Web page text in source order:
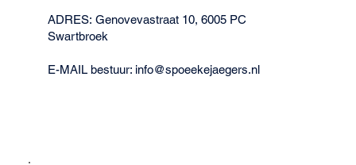
ADRES: Genovevastraat 10, 6005 PC
Swartbroek
E-MAIL bestuur: info@spoeekejaegers.nl